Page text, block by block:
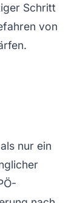
Schritt
von
nur ein